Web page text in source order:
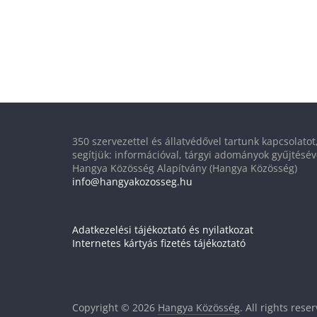
350 szervezettel és állatvédővel tartunk
segítjük: információval, tárgyi adományok
Hangya Közösség Alapítvány (Hangya Közösség)
info@hangyakozosseg.hu
Adatkezelési tájékoztató és nyilatkozat
Internetes kártyás fizetés tájékoztató
Copyright © 2026 Hangya Közösség. All rights